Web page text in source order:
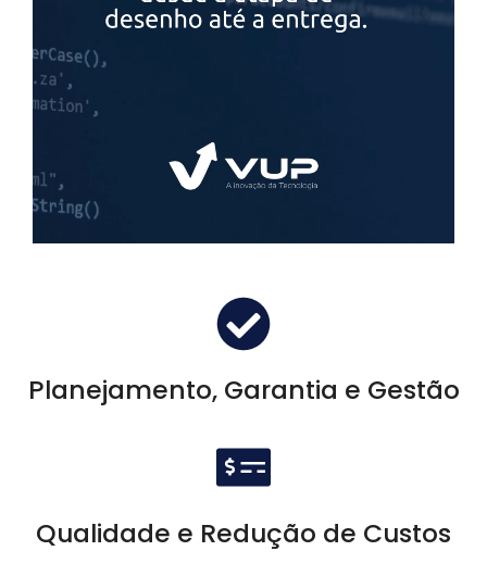
Planejamento, Garantia e Gestão
Qualidade e Redução de Custos